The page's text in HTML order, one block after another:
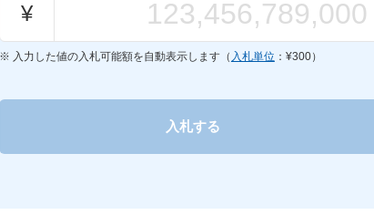
¥
入力した値の入札可能額を自動表示します（ 入札単位 ：¥300）